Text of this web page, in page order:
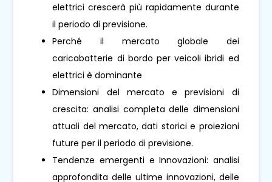
elettrici crescerà più rapidamente durante
il periodo di previsione.
Perché il mercato globale dei
caricabatterie di bordo per veicoli ibridi ed
elettrici è dominante
Dimensioni del mercato e previsioni di
crescita: analisi completa delle dimensioni
attuali del mercato, dati storici e proiezioni
future per il periodo di previsione.
Tendenze emergenti e Innovazioni: analisi
approfondita delle ultime innovazioni, delle